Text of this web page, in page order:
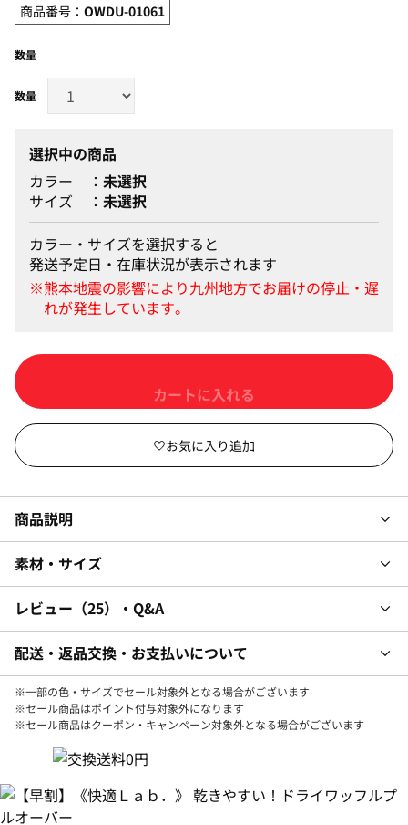
商品番号： OWDU-01061
数量
選択中の商品
カラー
未選択
サイズ
未選択
カラー・サイズを選択すると
発送予定日・在庫状況が表示されます
商品説明
素材・サイズ
レビュー 25 ・Q&A
配送・返品交換・お支払いについて
※一部の色・サイズでセール対象外となる場合がございます
※セール商品はポイント付与対象外になります
※セール商品はクーポン・キャンペーン対象外となる場合がございます